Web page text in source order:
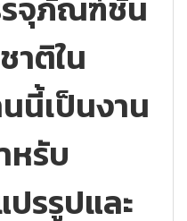
าติใน
นี้เป็นงาน
หรับ
รรูปและ